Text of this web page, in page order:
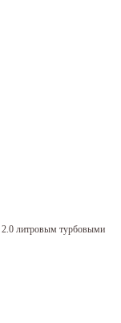
литровым турбовыми